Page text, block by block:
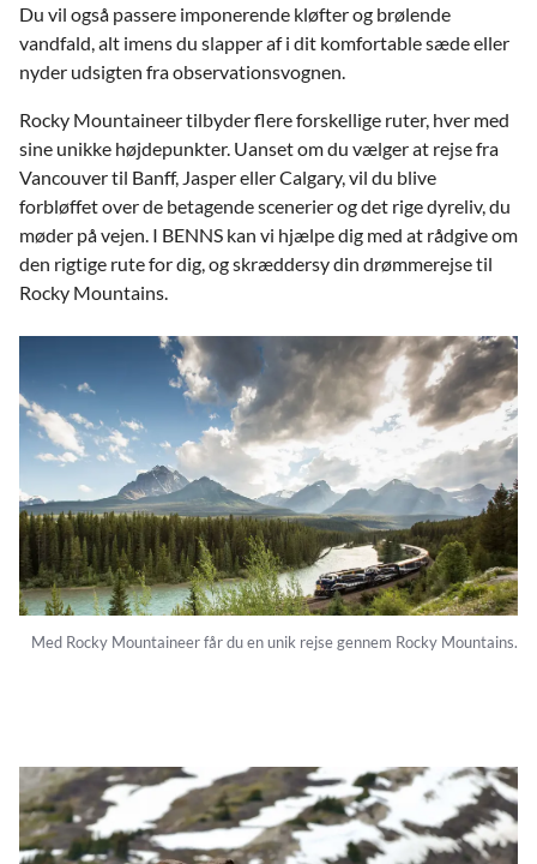
Du vil også passere imponerende kløfter og brølende
vandfald, alt imens du slapper af i dit komfortable sæde eller
nyder udsigten fra observationsvognen.
Rocky Mountaineer tilbyder flere forskellige ruter, hver med
sine unikke højdepunkter. Uanset om du vælger at rejse fra
Vancouver til Banff, Jasper eller Calgary, vil du blive
forbløffet over de betagende scenerier og det rige dyreliv, du
møder på vejen. I BENNS kan vi hjælpe dig med at rådgive om
den rigtige rute for dig, og skræddersy din drømmerejse til
Rocky Mountains.
Med Rocky Mountaineer får du en unik rejse gennem Rocky Mountains.